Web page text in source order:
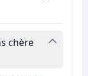
chère